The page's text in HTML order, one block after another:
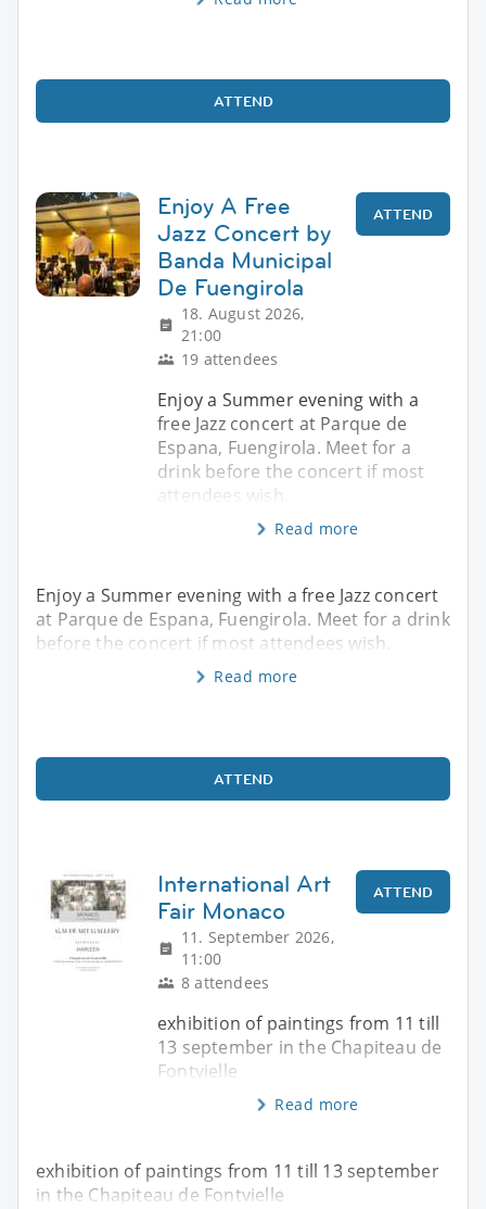
ATTEND
Enjoy A Free
Jazz Concert by
Banda Municipal
De Fuengirola
18. August 2026,
21:00
19 attendees
ATTEND
Enjoy a Summer evening with a
free Jazz concert at Parque de
Espana, Fuengirola. Meet for a
drink before the concert if most
attendees wish.
Read more
Enjoy a Summer evening with a free Jazz concert
at Parque de Espana, Fuengirola. Meet for a drink
before the concert if most attendees wish.
Read more
ATTEND
International Art
Fair Monaco
11. September 2026,
11:00
8 attendees
ATTEND
exhibition of paintings from 11 till
13 september in the Chapiteau de
Fontvielle
Read more
exhibition of paintings from 11 till 13 september
in the Chapiteau de Fontvielle